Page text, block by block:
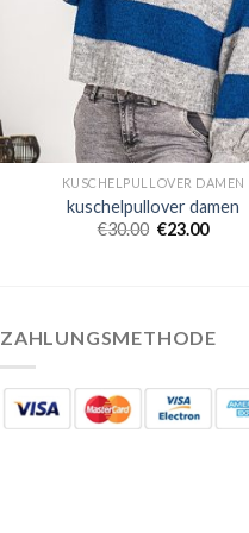
KUSCHELPULLOVER DAMEN
kuschelpullover damen
€30.00 €23.00
ZAHLUNGSMETHODE